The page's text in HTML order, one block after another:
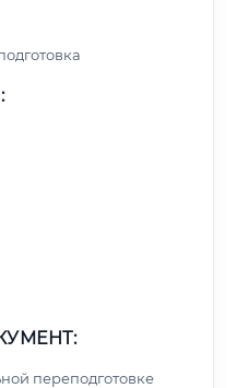
переподготовке